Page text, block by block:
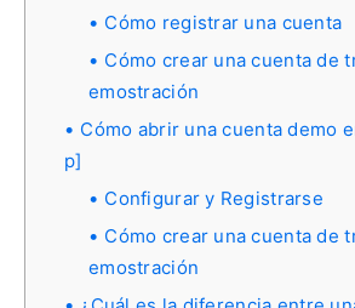
Cómo registrar una cuenta
Cómo crear una cuenta de
emostración
Cómo abrir una cuenta demo
p]
Configurar y Registrarse
Cómo crear una cuenta de
emostración